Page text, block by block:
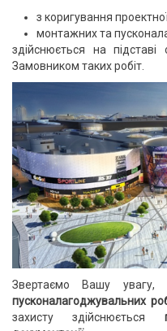
з коригування
монтажних та
здійснюється на
Замовником таких робіт.
Звертаємо Вашу
пусконалагоджувальних
захисту здійснюється